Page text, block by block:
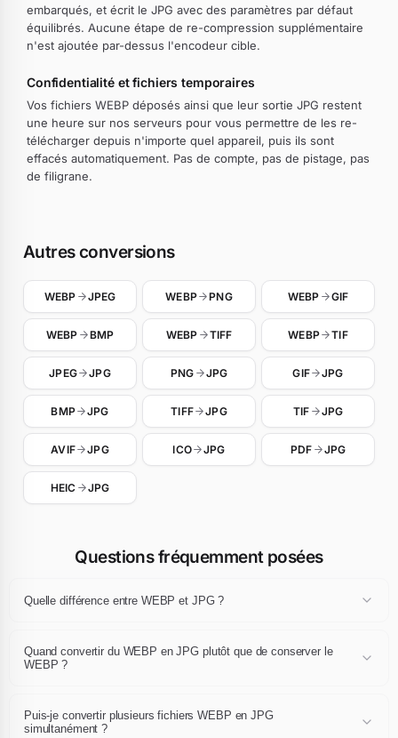
embarqués, et écrit le JPG avec des paramètres par défaut
équilibrés. Aucune étape de re-compression supplémentaire
n'est ajoutée par-dessus l'encodeur cible.
Confidentialité et fichiers temporaires
Vos fichiers WEBP déposés ainsi que leur sortie JPG restent
une heure sur nos serveurs pour vous permettre de les re-
télécharger depuis n'importe quel appareil, puis ils sont
effacés automatiquement. Pas de compte, pas de pistage, pas
de filigrane.
Autres conversions
WEBP JPEG WEBP PNG WEBP GIF
WEBP BMP WEBP TIFF WEBP TIF
JPEG JPG PNG JPG GIF JPG
BMP JPG TIFF JPG TIF JPG
AVIF JPG ICO JPG PDF JPG
HEIC JPG
Questions fréquemment posées
Quelle différence entre WEBP et JPG ?
profondeur de couleur et ses fonctionnalités (transparence,
animation, métadonnées). Convertir du WEBP en JPG conserve le
Quand convertir du WEBP en JPG plutôt que de conserver le
WEBP ?
support navigateur, d'un fichier plus léger, d'une animation, de la
transparence ou d'un format accepté par votre plateforme de
Puis-je convertir plusieurs fichiers WEBP en JPG
simultanément ?